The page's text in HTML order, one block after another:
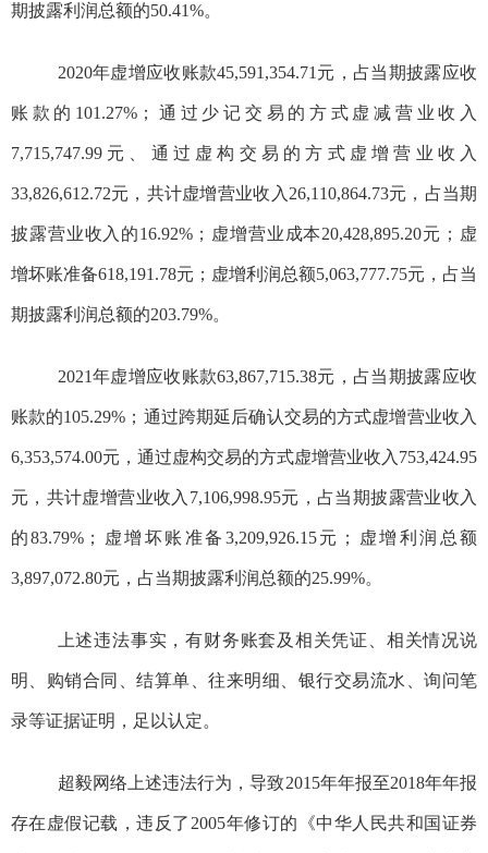
期披露利润总额的50.41%。
2020年虚增应收账款45,591,354.71元， 占当期披露应收
账款的 101.27% ；通过少记交易的方式虚减营业收入
7,715,747.99元、通过虚构交易的方式虚增营业收入
33,826,612.72元，共计虚增营业收入26,110,864.73元，占当期
披露营业收入的16.92% ；虚增营业成本20,428,895.20元；虚
增坏账准备618,191.78元；虚增利润总额5,063,777.75元，占当
期披露利润总额的203.79%。
2021年虚增应收账款63,867,715.38元， 占当期披露应收
账款的105.29% ；通过跨期延后确认交易的方式虚增营业收入
6,353,574.00元，通过虚构交易的方式虚增营业收入753,424.95
元，共计虚增营业收入 7,106,998.95元，占当期披露营业收入
的83.79% ；虚增坏账准备 3,209,926.15元；虚增利润总额
3,897,072.80元，占当期披露利润总额的25.99%。
上述违法事实，有财务账套及相关凭证、相关情况说
明、购销合同、结算单、往来明细、银行交易流水、询问笔
录等证据证明，足以认定。
超毅网络上述违法行为，导致2015年年报至2018年年报
存在虚假记载，违反了2005年修订的 《中华人民共和国 证券